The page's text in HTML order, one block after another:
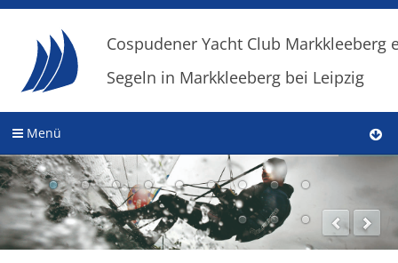
Cospudener Yacht Club Markkleeberg
Segeln in Markkleeberg bei Leipzig
Menü